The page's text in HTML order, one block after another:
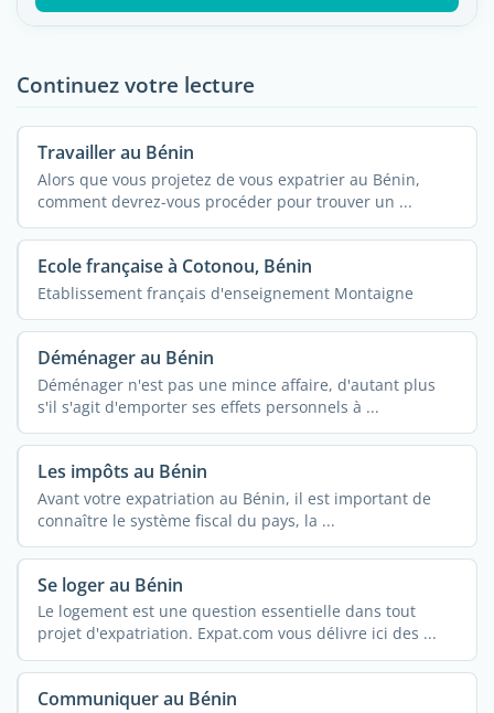
Continuez votre lecture
Travailler au Bénin
Alors que vous projetez de vous expatrier au Bénin,
comment devrez-vous procéder pour trouver un ...
Ecole française à Cotonou, Bénin
Etablissement français d'enseignement Montaigne
Déménager au Bénin
Déménager n'est pas une mince affaire, d'autant plus
s'il s'agit d'emporter ses effets personnels à ...
Les impôts au Bénin
Avant votre expatriation au Bénin, il est important de
connaître le système fiscal du pays, la ...
Se loger au Bénin
Le logement est une question essentielle dans tout
projet d'expatriation. Expat.com vous délivre ici des ...
Communiquer au Bénin